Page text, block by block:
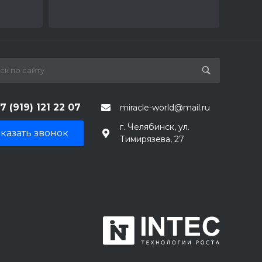
(919) 121 22 07 miracle-world@mail.ru
звонок
г. Челябинск, ул.
Тимирязева, 27